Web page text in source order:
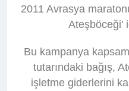
2011 Avrasya
Ateşböceği'
Bu kampanya
tutarındaki bağış,
işletme giderlerini